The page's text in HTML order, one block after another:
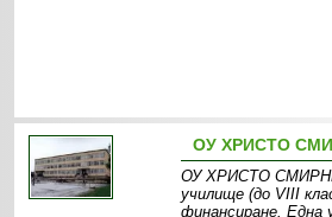
ОУ ХРИСТО
ОУ ХРИСТО
училище (до VІІІ
финансиране. Една